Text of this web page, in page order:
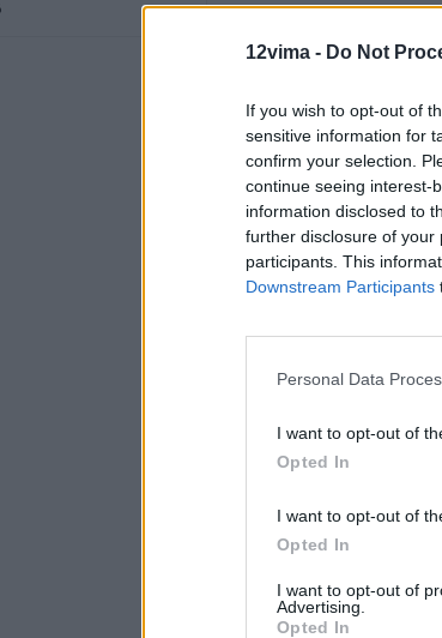
12vima - Do Not
If you wish to opt-out of
sensitive information for
confirm your selection.
continue seeing interest-
information disclosed to
further disclosure of your
participants. This
Downstream Participants
Personal Data
I want to opt-out of
Opted In
I want to opt-out of
Opted In
I want to opt-out of
Advertising.
Opted In